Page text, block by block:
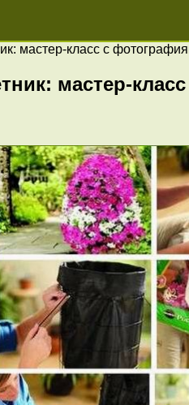
мастер-класс с
мастер-